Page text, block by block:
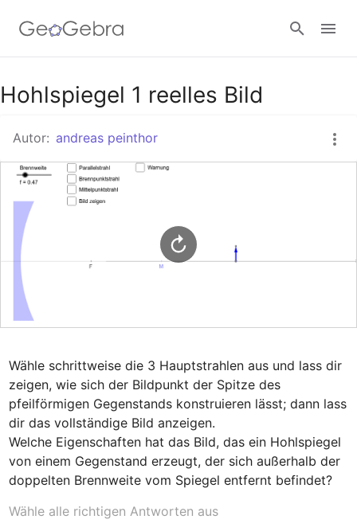
Google Classroom
GeoGebra Classroom
Hohlspiegel 1 reelles Bild
Autor: andreas peinthor
Wähle schrittweise die 3 Hauptstrahlen aus und lass dir
zeigen, wie sich der Bildpunkt der Spitze des
pfeilförmigen Gegenstands konstruieren lässt; dann lass
dir das vollständige Bild anzeigen.
Welche Eigenschaften hat das Bild, das ein Hohlspiegel
von einem Gegenstand erzeugt, der sich außerhalb der
doppelten Brennweite vom Spiegel entfernt befindet?
Wähle alle richtigen Antworten aus